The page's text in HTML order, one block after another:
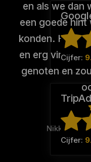
en als we dan
een goede
konden. Het
en erg
genoten en
Nikki
Cijfer:
Cijfer: